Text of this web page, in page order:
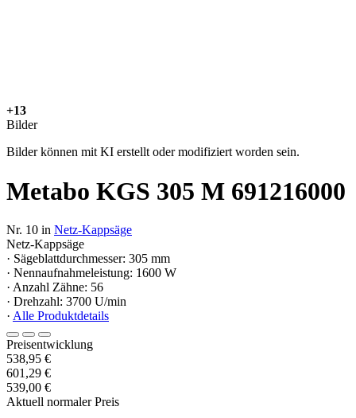
+13
Bilder
Bilder können mit KI erstellt oder modifiziert worden sein.
Metabo KGS 305 M 691216000
Nr. 10 in Netz-Kappsäge
Netz-Kappsäge
· Sägeblattdurchmesser: 305 mm
· Nennaufnahmeleistung: 1600 W
· Anzahl Zähne: 56
· Drehzahl: 3700 U/min
· Alle Produktdetails
Preisentwicklung
538,95 €
601,29 €
539,00 €
Aktuell normaler Preis